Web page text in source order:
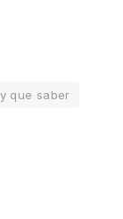
que saber